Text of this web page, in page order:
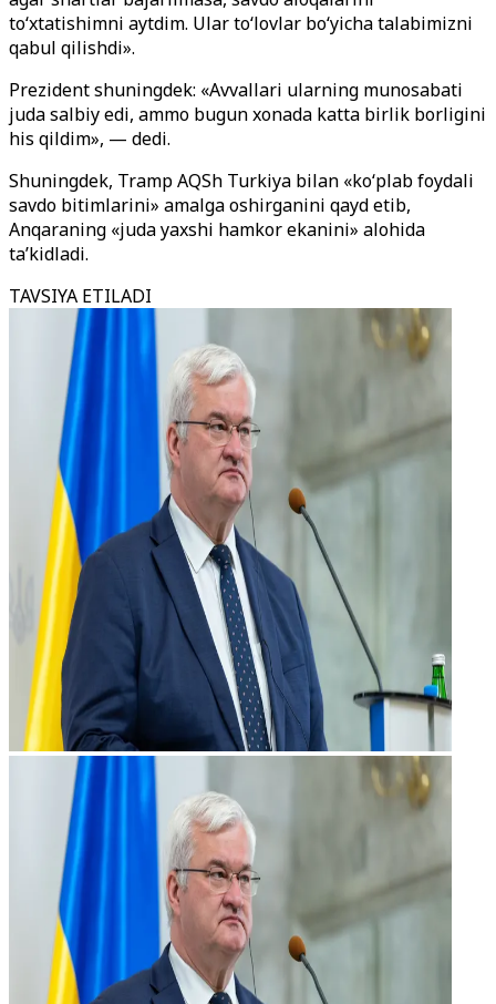
to‘xtatishimni aytdim. Ular to‘lovlar bo‘yicha talabimizni
qabul qilishdi».
Prezident shuningdek: «Avvallari ularning munosabati
juda salbiy edi, ammo bugun xonada katta birlik borligini
his qildim», — dedi.
Shuningdek, Tramp AQSh Turkiya bilan «ko‘plab foydali
savdo bitimlarini» amalga oshirganini qayd etib,
Anqaraning «juda yaxshi hamkor ekanini» alohida
ta’kidladi.
TAVSIYA ETILADI